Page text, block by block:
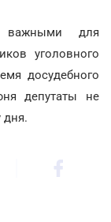
важными для
уголовного
досудебного
депутаты не
дня.